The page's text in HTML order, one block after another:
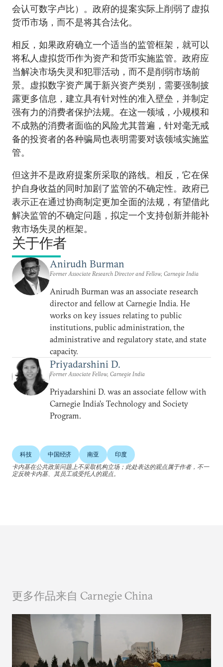
会认可数字卢比）。政府的提案实际上削弱了虚拟
货币市场，而不是将其合法化。
相反，如果政府确立一个适当的监管框架，就可以
将私人虚拟货币作为资产和货币实施监管。政府应
当解决市场失灵和犯罪活动，而不是削弱市场前
景。虚拟数字资产属于新兴资产类别，需要强制披
露更多信息，建立具有针对性的准入壁垒，并制定
强有力的消费者保护法规。在这一领域，小规模和
不成熟的消费者面临的风险尤其普遍，针对毫无戒
备的投资者的各种骗局也表明需要对该领域实施监
管。
但这并不是政府提案所采取的路线。相反，它在保
护自身收益的同时加剧了监管的不确定性。政府已
表示正在通过协商制定更加全面的法规，有望借此
解决监管的不确定问题，拟定一个支持创新并能补
救市场失灵的框架。
关于作者
Anirudh Burman
Former Associate Research Director and Fellow, Carnegie India
Anirudh Burman was an associate research
director and fellow at Carnegie India. He
works on key issues relating to public
institutions, public administration, the
administrative and regulatory state, and state
capacity.
Priyadarshini D.
Former Associate Fellow, Carnegie India
Priyadarshini D. was an associate fellow with
Carnegie India’s Technology and Society
Program.
科技 中国经济 南亚
印度
卡内基在公共政策问题上不采取机构立场；此处表达的观点属于作者，不一
定反映卡内基、其员工或受托人的观点。
更多作品来自 Carnegie China